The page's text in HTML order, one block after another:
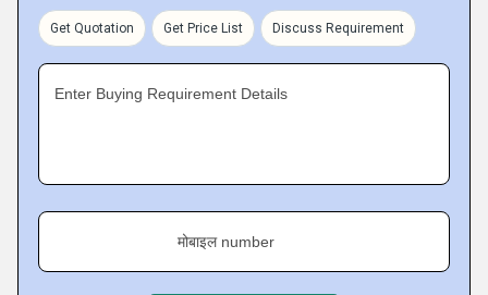
concept designing at competitive prices.
Pioneering:
Excellence in Export year after year.
In the year 1975, Mr. R.D. Sharma visited different countries
and in 1977, the unit decided to incorporate Private
Get Quotation Get Price List Discuss Requirement
Enter Buying Requirement Details
मोबाइल number